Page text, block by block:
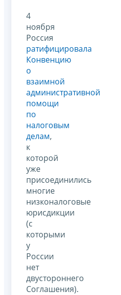
4
ноября
Россия
ратифицировала
Конвенцию
о
взаимной
административной
помощи
по
налоговым
делам,
к
которой
уже
присоединились
многие
низконалоговые
юрисдикции
(с
которыми
у
России
нет
двустороннего
Соглашения).